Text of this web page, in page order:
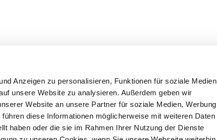
Anzeigen zu personalisieren, Funktionen für soziale Medien
unsere Website zu analysieren. Außerdem geben wir
Website an unsere Partner für soziale Medien, Werbung
diese Informationen möglicherweise mit weiteren Daten
haben oder die sie im Rahmen Ihrer Nutzung der Dienste